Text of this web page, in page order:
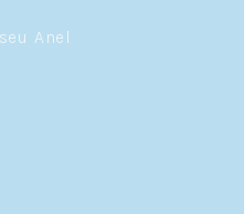
Anel